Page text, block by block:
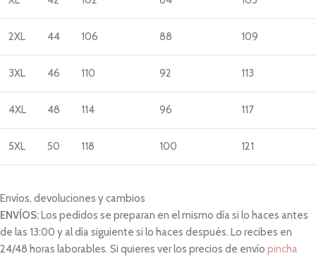
2XL 44 106 88 109
3XL 46 110 92 113
4XL 48 114 96 117
5XL 50 118 100 121
Envíos, devoluciones y cambios
ENVÍOS:Los pedidos se preparan en el mismo día si lo haces antes
de las 13:00 y al día siguiente si lo haces después. Lo recibes en
24/48 horas laborables. Si quieres ver los precios de envío pincha